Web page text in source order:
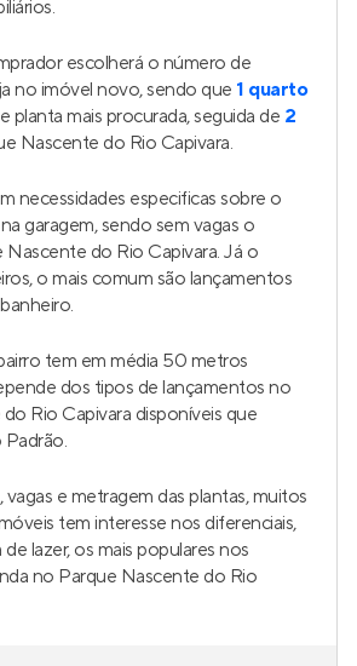
escolherá o número de
no imóvel novo, sendo que 1 quarto
planta mais procurada, seguida de 2
Nascente do Rio Capivara.
necessidades especificas sobre o
garagem, sendo sem vagas o
do Rio Capivara. Já o
o mais comum são lançamentos
tem em média 50 metros
dos tipos de lançamentos no
Rio Capivara disponíveis que
e metragem das plantas, muitos
tem interesse nos diferenciais,
lazer, os mais populares nos
no Parque Nascente do Rio